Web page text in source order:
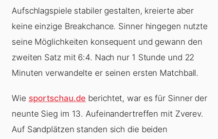
Aufschlagspiele stabiler gestalten, kreierte aber
keine einzige Breakchance. Sinner hingegen nutzte
seine Möglichkeiten konsequent und gewann den
zweiten Satz mit 6:4. Nach nur 1 Stunde und 22
Minuten verwandelte er seinen ersten Matchball.
Wie sportschau.de berichtet, war es für Sinner der
neunte Sieg im 13. Aufeinandertreffen mit Zverev.
Auf Sandplätzen standen sich die beiden